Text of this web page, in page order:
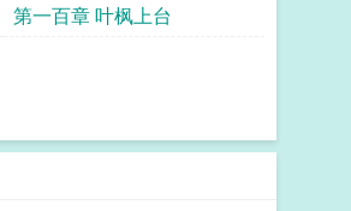
第一百章 叶枫上台